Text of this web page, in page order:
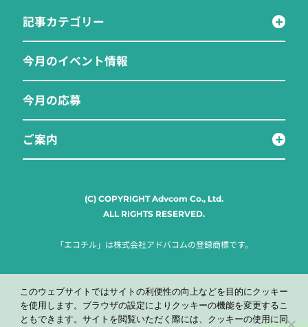
記事カテゴリー
今月のイベント情報
今月の応募
ご案内
(C) COPYRIGHT Advcom Co., Ltd.
ALL RIGHTS RESERVED.
「エコチル」は株式会社アドバコムの登録商標です。
このウェブサイトではサイトの利便性の向上などを目的にクッキー
を使用します。ブラウザの設定によりクッキーの機能を変更するこ
ともできます。サイトを閲覧いただく際には、クッキーの使用に同